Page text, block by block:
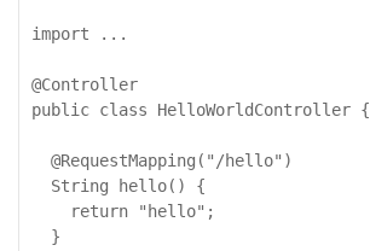
import ...
@Controller
public class HelloWorldController {
  @RequestMapping("/hello")
  String hello() {
    return "hello";
  }